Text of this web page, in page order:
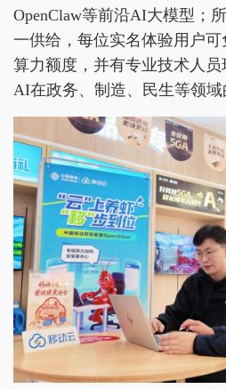
OpenClaw等前沿AI大模型；
一供给，每位实名体验用户可
算力额度，并有专业技术人
AI在政务、制造、民生等领域